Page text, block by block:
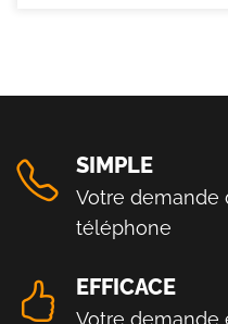
SIMPLE
Votre demande
téléphone
EFFICACE
Votre demande